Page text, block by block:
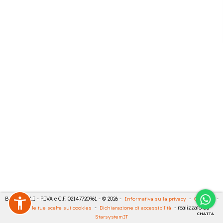
CHATTA
BARTESELLI - P.IVA e C.F. 02147720961 - © 2026 - Informativa sulla privacy - Cookies
-
Rivedi le tue scelte sui cookies - Dichiarazione di accessibilità - realizzato da
StarsystemIT